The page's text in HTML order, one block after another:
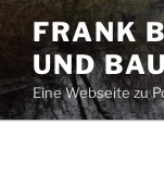
Zum
Inhalt
springen
FRANK
UND
Eine Webseite zu